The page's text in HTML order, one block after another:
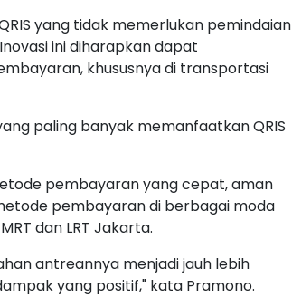
yang tidak memerlukan pemindaian
ini diharapkan dapat
khususnya di transportasi
paling banyak memanfaatkan QRIS
pembayaran yang cepat, aman
pembayaran di berbagai moda
dan LRT Jakarta.
antreannya menjadi jauh lebih
yang positif," kata Pramono.